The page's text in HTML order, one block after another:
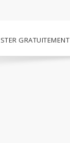
GRATUITEMENT